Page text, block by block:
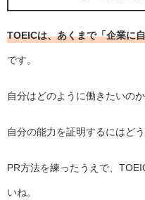
TOEICは、あくまで「企業に
です。
自分はどのように働きたいのか
自分の能力を証明するにはどう
PR方法を練ったうえで、
いね。